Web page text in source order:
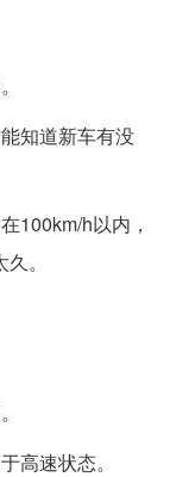
知道新车有没
100km/h以内，
。
高速状态。